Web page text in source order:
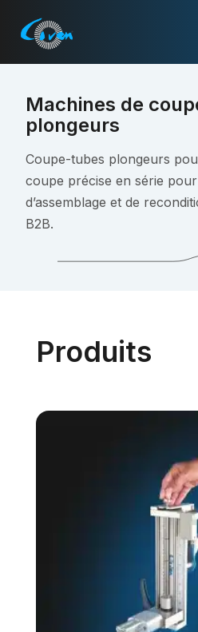
Machines de
plongeurs
Coupe-tubes plongeurs
coupe précise en série
d’assemblage et de
B2B.
Produits